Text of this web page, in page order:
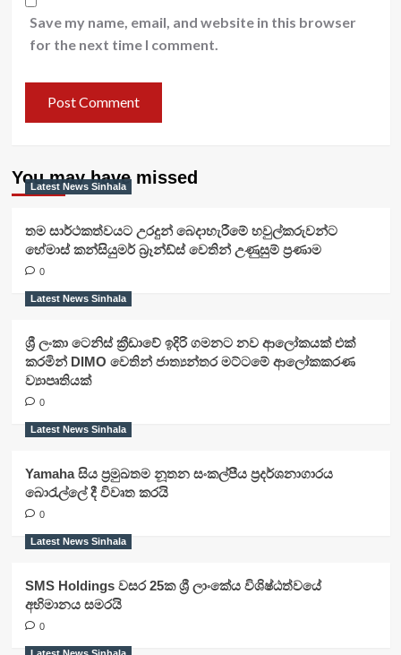
Save my name, email, and website in this browser
for the next time I comment.
You may have missed
Latest News Sinhala
තම සාර්ථකත්වයට උරදුන් බෙදාහැරීමේ හවුල්කරුවන්ට
හේමාස් කන්සියුමර් බ්‍රෑන්ඩ්ස් වෙතින් උණුසුම් ප්‍රණාම
0
Latest News Sinhala
ශ්‍රී ලංකා ටෙනිස් ක්‍රීඩාවේ ඉදිරි ගමනට නව ආලෝකයක් එක්
කරමින් DIMO වෙතින් ජාත්‍යන්තර මට්ටමේ ආලෝකකරණ
ව්‍යාපෘතියක්
0
Latest News Sinhala
Yamaha සිය ප්‍රමුඛතම නූතන සංකල්පීය ප්‍රදර්ශනාගාරය
බොරැල්ලේ දී විවෘත කරයි
0
Latest News Sinhala
SMS Holdings වසර 25ක ශ්‍රී ලාංකේය විශිෂ්ඨත්වයේ
අභිමානය සමරයි
0